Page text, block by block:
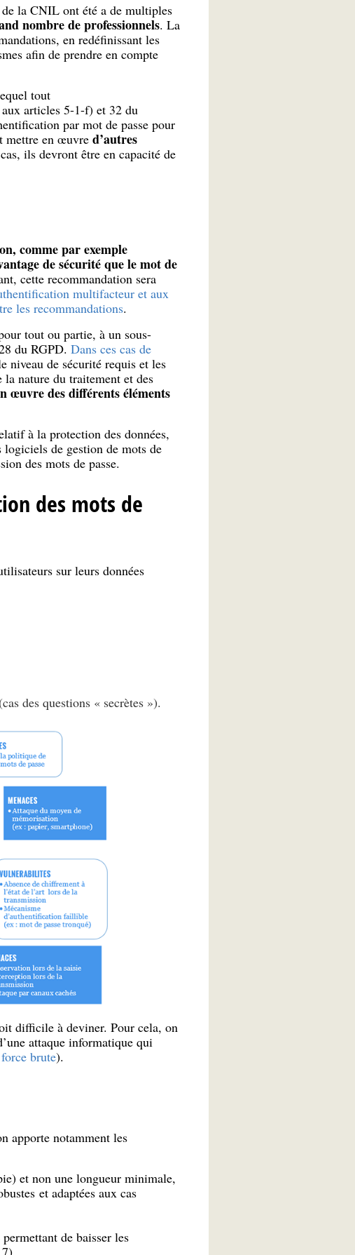
de la CNIL ont été a de multiples
nombre de professionnels. La
en redéfinissant les
afin de prendre en compte
tout
articles 5-1-f) et 32 du
par mot de passe pour
mettre en œuvre d’autres
ils devront être en capacité de
comme par exemple
de sécurité que le mot de
cette recommandation sera
multifacteur et aux
les recommandations.
tout ou partie, à un sous-
du RGPD. Dans ces cas de
niveau de sécurité requis et les
nature du traitement et des
œuvre des différents éléments
à la protection des données,
de gestion de mots de
des mots de passe.
des mots de
sur leurs données
des questions « secrètes »).
difficile à deviner. Pour cela, on
attaque informatique qui
force brute).
apporte notamment les
et non une longueur minimale,
et adaptées aux cas
de baisser les